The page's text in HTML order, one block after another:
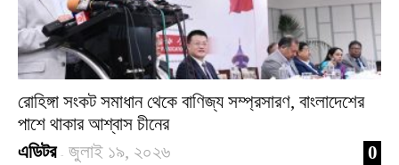
রোহিঙ্গা সংকট সমাধান থেকে বাণিজ্য সম্প্রসারণ, বাংলাদেশের
পাশে থাকার আশ্বাস চীনের
এডিটর - জুলাই ১৯, ২০২৬ 0